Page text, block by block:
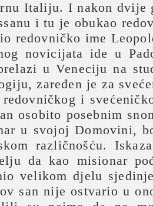
Italiju. I nakon dvije
i tu je obukao
redovničko ime
novicijata ide u
u Veneciju na
zaređen je za
i
osobito posebnim
u svojoj Domovini,
različnošću.
da kao misionar
velikom djelu
san nije ostvario u